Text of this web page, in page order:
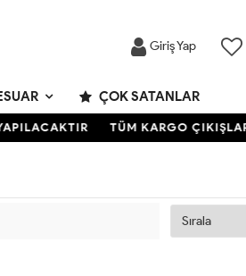
Giriş Yap
ÇOK SATANLAR
TÜM KARGO